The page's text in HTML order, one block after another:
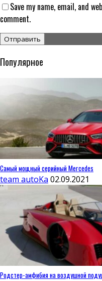
Save my name, email, and
comment.
Популярное
Самый мощный серийный Mercedes
team autoKa 02.09.2021
Родстер-амфибия на воздушной